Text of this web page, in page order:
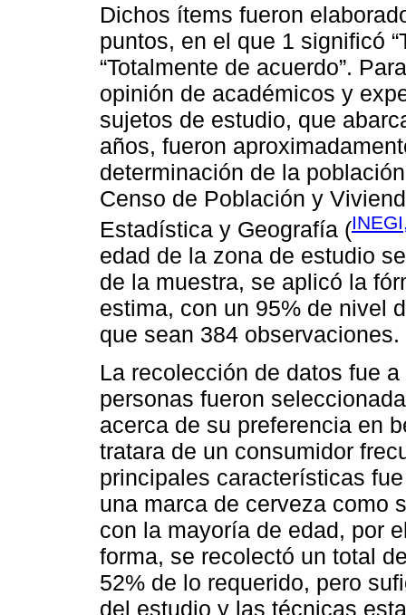
Dichos ítems fueron
puntos, en el que 1 significó
“Totalmente de acuerdo”.
opinión de académicos y
sujetos de estudio, que
años, fueron
determinación de la
Censo de Población y
Estadística y Geografía (
edad de la zona de estudio
de la muestra, se aplicó la
estima, con un 95% de nivel
que sean 384 observaciones.
La recolección de datos fue
personas fueron
acerca de su preferencia en
tratara de un consumidor
principales características
una marca de cerveza como
con la mayoría de edad, por
forma, se recolectó un total
52% de lo requerido, pero
del estudio y las técnicas